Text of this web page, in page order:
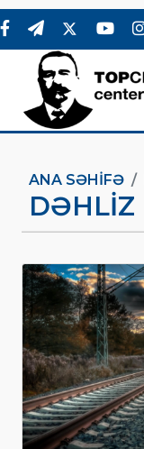
ANA SƏHIFƏ
DƏHLIZ